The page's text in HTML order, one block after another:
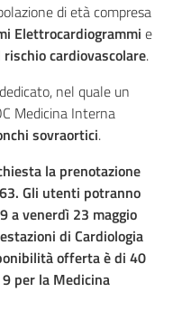
di età compresa
Elettrocardiogrammi e
cardiovascolare.
nel quale un
Medicina Interna
sovraortici.
la prenotazione
Gli utenti potranno
a venerdì 23 maggio
di Cardiologia
offerta è di 40
per la Medicina